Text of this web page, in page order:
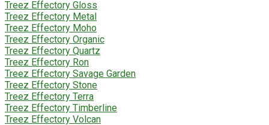
Treez Effectory Gloss
Treez Effectory Metal
Treez Effectory Moho
Treez Effectory Organic
Treez Effectory Quartz
Treez Effectory Ron
Treez Effectory Savage Garden
Treez Effectory Stone
Treez Effectory Terra
Treez Effectory Timberline
Treez Effectory Volcan